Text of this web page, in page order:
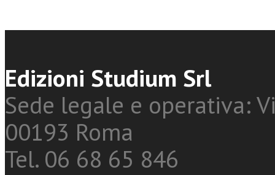
Edizioni Studium Srl
Sede legale e operativa:
00193 Roma
Tel. 06 68 65 846